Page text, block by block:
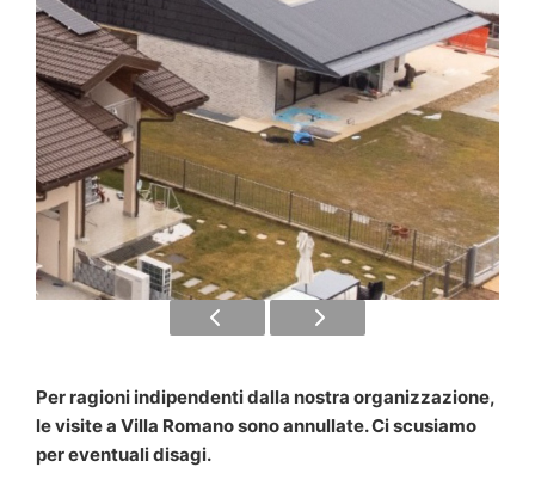
Per ragioni indipendenti dalla nostra organizzazione,
le visite a Villa Romano sono annullate. Ci scusiamo
per eventuali disagi.